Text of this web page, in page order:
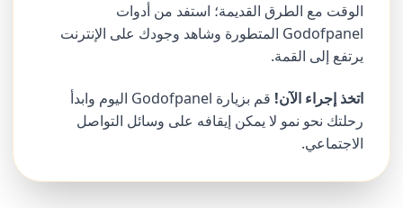
الوقت مع الطرق القديمة؛ استفد من أدوات
Godofpanel المتطورة وشاهد وجودك على الإنترنت
يرتفع إلى القمة.
اتخذ إجراء الآن!
قم بزيارة Godofpanel اليوم وابدأ
رحلتك نحو نمو لا يمكن إيقافه على وسائل التواصل
الاجتماعي.